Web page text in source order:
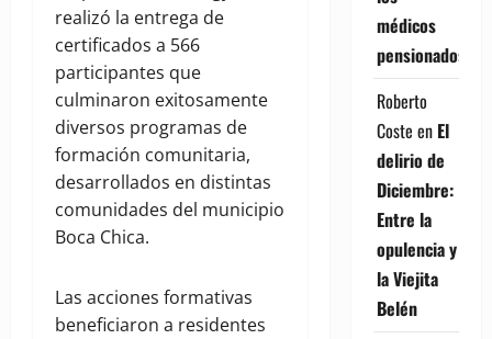
realizó la entrega de
certificados a 566
participantes que
culminaron exitosamente
diversos programas de
formación comunitaria,
desarrollados en distintas
comunidades del municipio
Boca Chica.
Las acciones formativas
beneficiaron a residentes
médicos
pensionados
Roberto
Coste en El
delirio de
Diciembre:
Entre la
opulencia y
la Viejita
Belén